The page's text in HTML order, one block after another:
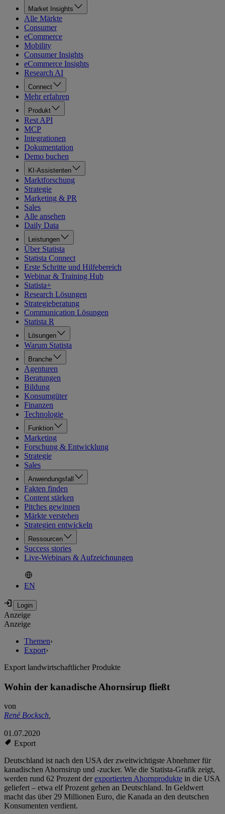
Market Insights
Alle Märkte
Consumer
eCommerce
Mobility
Consumer Insights
eCommerce Insights
Research AI
Connect
Mehr erfahren
Produkt
Rest API
MCP
Integrationen
Dokumentation
Demo buchen
KI-Assistenten
Marktforschung
Strategie
Marketing & PR
Sales
Alle ansehen
Daily Data
Leistungen
Über Statista
Statista Connect
Erste Schritte und Hilfebereich
Webinar & Training Hub
Statista+
Research Lösungen
Strategieberatung
Communication Lösungen
Statista R
Lösungen
Warum Statista
Branche
Agenturen
Beratungen
Bildung
Konsumgüter
Finanzen
Technologie
Funktion
Marketing
Forschung & Entwicklung
Strategie
Sales
Anwendungsfall
Fakten finden
Content stärken
Pitches gewinnen
Märkte verstehen
Strategien entwickeln
Ressourcen
Success stories
Live-Webinars & Aufzeichnungen
EN
Anzeige
Anzeige
Themen›
Export›
Export landwirtschaftlicher Produkte
Wohin der kanadische Ahornsirup fließt
von
René Bocksch,
01.07.2020
Export
Deutschland ist nach den USA der zweitwichtigste Abnehmer für
kanadischen Ahornsirup und -zucker. Wie die Statista-Grafik zeigt,
werden rund 62 Prozent derexportierten Ahornprodukte in die USA
geliefert – etwa elf Prozent gehen an Deutschland. In Geldwert
macht das über 29 Millionen Euro, die Kanada an den deutschen
Konsumenten verdient.